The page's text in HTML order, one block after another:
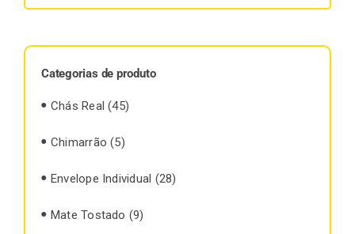
Categorias de produto
Chás Real (45)
Chimarrão (5)
Envelope Individual (28)
Mate Tostado (9)